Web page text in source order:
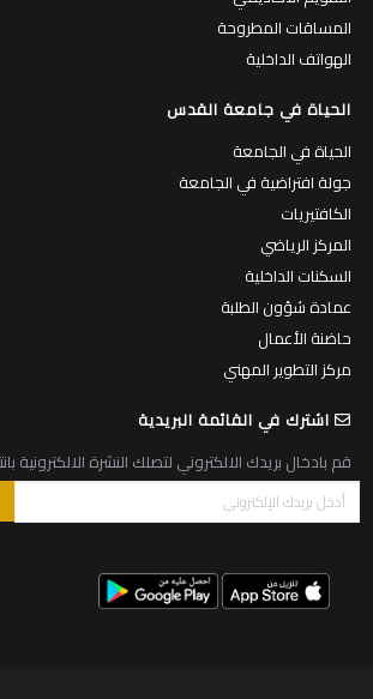
المساقات المطروحة
الهواتف الداخلية
الحياة في جامعة القدس
الحياة في الجامعة
جولة افتراضية في الجامعة
الكافتيريات
المركز الرياضي
السكنات الداخلية
عمادة شؤون الطلبة
حاضنة الأعمال
مركز التطوير المهني
اشترك في القائمة البريدية
قم بادخال بريدك الالكتروني لتصلك النشرة الالكترونية